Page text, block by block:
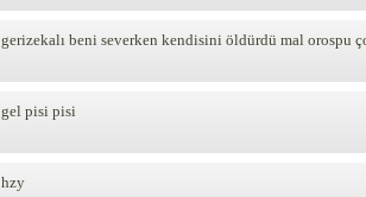
gerizekalı beni severken kendisini öldürdü mal orospu
gel pisi pisi
hzy